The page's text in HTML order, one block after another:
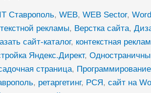
IT Ставрополь, WEB, WEB Sector,
рекламы, Верстка сайта,
сайт-каталог, контекстная
Яндекс.Директ,
страница, Программирование
, ретаргетинг, РСЯ, сайт на